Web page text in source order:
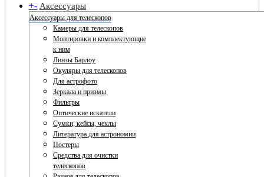
+- Аксессуары
Аксессуары для телескопов
Камеры для телескопов
Монтировки и комплектующие
к ним
Линзы Барлоу
Окуляры для телескопов
Для астрофото
Зеркала и призмы
Фильтры
Оптические искатели
Сумки, кейсы, чехлы
Литература для астрономии
Постеры
Средства для очистки
телескопов